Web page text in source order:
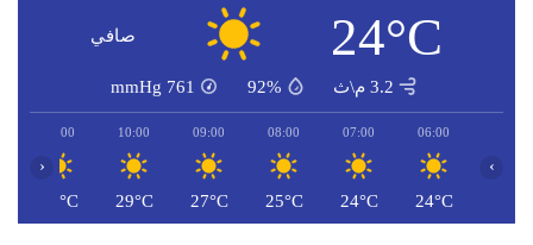
24°C صافي
3.2 م\ث 92%
761
mmHg
06:00
24°C
07:00
24°C
08:00
25°C
09:00
27°C
10:00
29°C
11:00
30°C
‹ ›